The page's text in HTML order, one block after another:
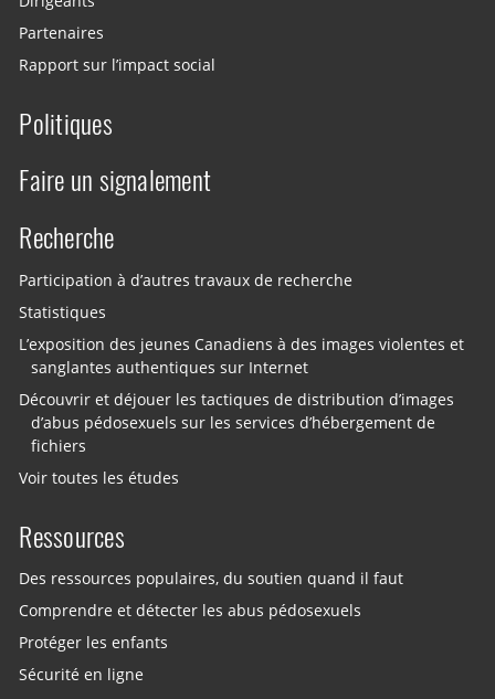
Partenaires
Rapport sur l’impact social
Politiques
Faire un signalement
Recherche
Participation à d’autres travaux de recherche
Statistiques
L’exposition des jeunes Canadiens à des images violentes et
sanglantes authentiques sur Internet
Découvrir et déjouer les tactiques de distribution d’images
d’abus pédosexuels sur les services d’hébergement de
fichiers
Voir toutes les études
Ressources
Des ressources populaires, du soutien quand il faut
Comprendre et détecter les abus pédosexuels
Protéger les enfants
Sécurité en ligne